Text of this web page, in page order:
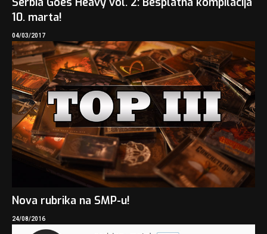
10. marta!
04/03/2017
Nova rubrika na SMP-u!
24/08/2016